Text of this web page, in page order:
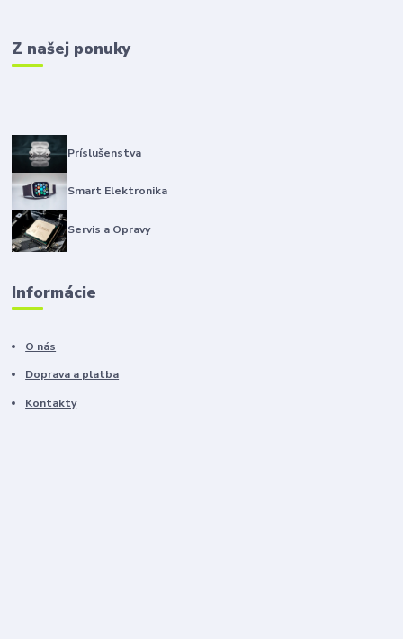
Z našej ponuky
Príslušenstva
Smart Elektronika
Servis a Opravy
Informácie
O nás
Doprava a platba
Kontakty